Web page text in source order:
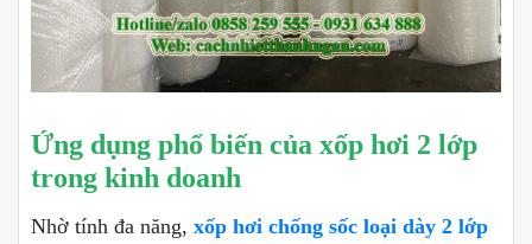
Ứng dụng phổ biến của xốp hơi 2 lớp
trong kinh doanh
Nhờ tính đa năng, xốp hơi chống sốc loại dày 2 lớp